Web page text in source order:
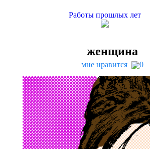
Работы прошлых лет
женщина
мне нравится 0